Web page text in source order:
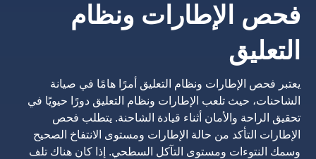
فحص الإطارات ونظام
التعليق
يعتبر فحص الإطارات ونظام التعليق أمرًا هامًا في صيانة
الشاحنات، حيث تلعب الإطارات ونظام التعليق دورًا حيويًا في
تحقيق الراحة والأمان أثناء قيادة الشاحنة. يتطلب فحص
الإطارات التأكد من حالة الإطارات ومستوى الانتفاخ الصحيح
وسمك النتوءات ومستوى التآكل السطحي. إذا كان هناك تلف